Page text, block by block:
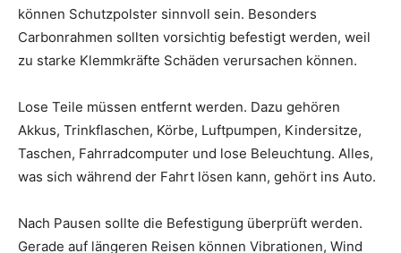
können Schutzpolster sinnvoll sein. Besonders
Carbonrahmen sollten vorsichtig befestigt werden, weil
zu starke Klemmkräfte Schäden verursachen können.
Lose Teile müssen entfernt werden. Dazu gehören
Akkus, Trinkflaschen, Körbe, Luftpumpen, Kindersitze,
Taschen, Fahrradcomputer und lose Beleuchtung. Alles,
was sich während der Fahrt lösen kann, gehört ins Auto.
Nach Pausen sollte die Befestigung überprüft werden.
Gerade auf längeren Reisen können Vibrationen, Wind